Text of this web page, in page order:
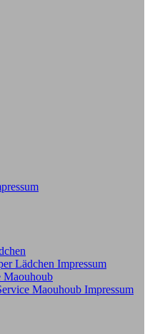
Lädchen Impressum
Maouhoub
Maouhoub Impressum